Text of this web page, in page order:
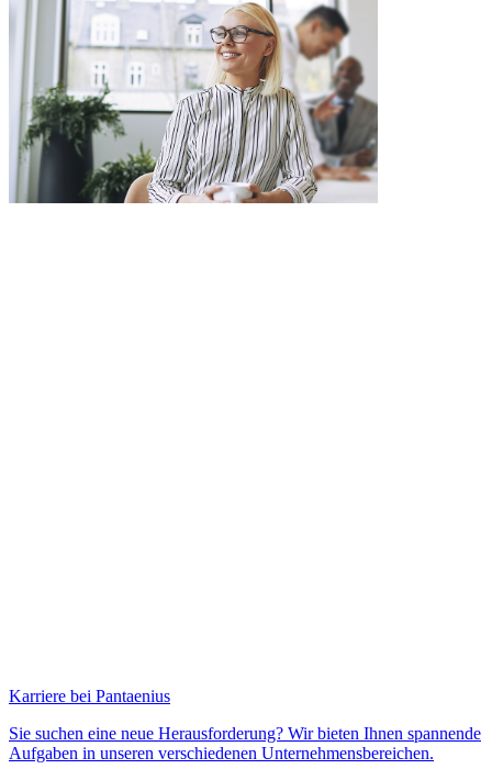
Karriere bei Pantaenius
Sie suchen eine neue Herausforderung? Wir bieten Ihnen spannende
Aufgaben in unseren verschiedenen Unternehmensbereichen.